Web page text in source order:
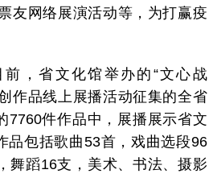
友网络展演活动等，为打赢疫
，省文化馆举办的“文心战
作品线上展播活动征集的全省
7760件作品中，展播展示省文
品包括歌曲53首，戏曲选段96
舞蹈16支，美术、书法、摄影